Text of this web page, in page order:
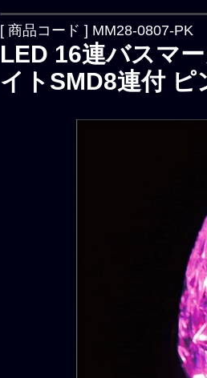
[ 商品コード ] MM28-0807-PK
LED 16連バスマ
イトSMD8連付 ピ